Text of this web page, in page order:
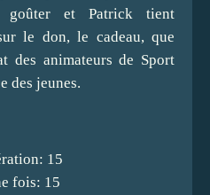
goûter et Patrick tient
le don, le cadeau, que
des animateurs de Sport
des jeunes.
15
fois: 15